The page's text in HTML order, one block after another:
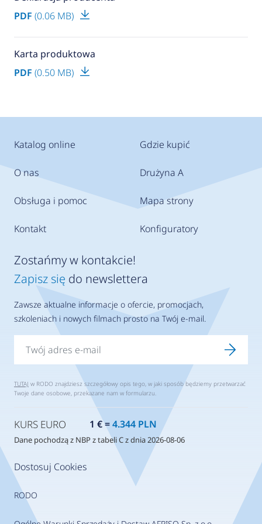
PDF (0.06 MB)
Karta produktowa
PDF (0.50 MB)
Katalog online
O nas
Obsługa i pomoc
Kontakt
Gdzie kupić
Drużyna A
Mapa strony
Konfiguratory
Dostosuj Cookies
RODO
Zostańmy w kontakcie!
Zapisz się do newslettera
Zawsze aktualne informacje o ofercie, promocjach,
szkoleniach i nowych filmach prosto na Twój e-mail.
TUTAJ w RODO znajdziesz szczegółowy opis tego, w jaki sposób będziemy przetwarzać
Twoje dane osobowe, przekazane nam w formularzu.
KURS EURO 1 € =4.344 PLN
Dane pochodzą z NBP z tabeli C z dnia 2026-08-06